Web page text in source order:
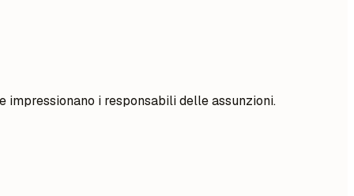
i responsabili delle assunzioni.